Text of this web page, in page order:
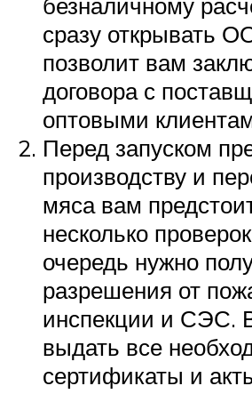
сразу открывать
позволит вам
договора с
оптовыми
Перед запуском
производству и
мяса вам
несколько
очередь нужно
разрешения от
инспекции и СЭС.
выдать все
сертификаты и